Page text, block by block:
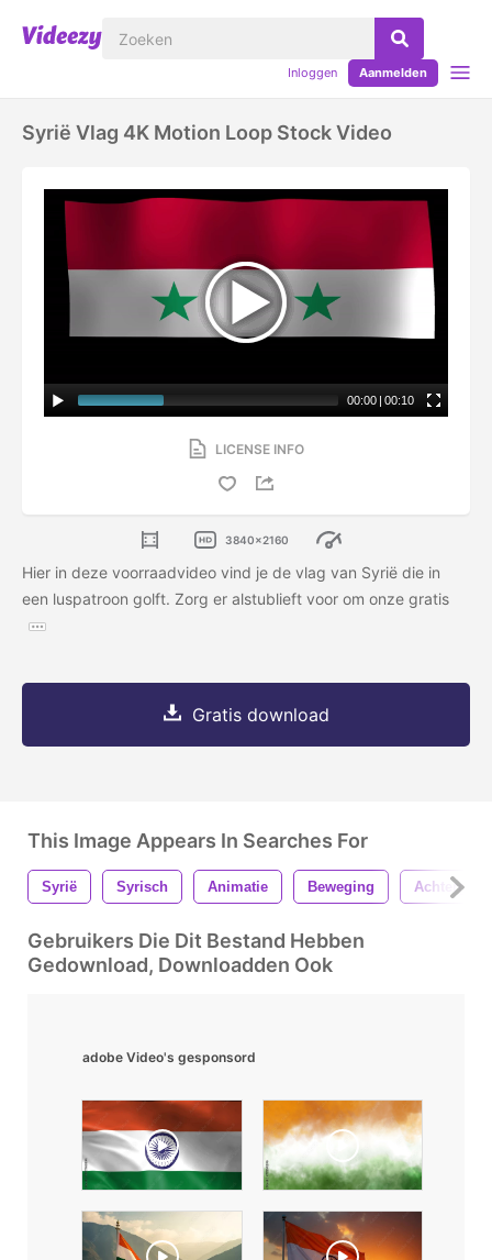
Inloggen Aanmelden
Syrië Vlag 4K Motion Loop Stock Video
00:00 | 00:10
LICENSE INFO
3840x2160
Hier in deze voorraadvideo vind je de vlag van Syrië die in
een luspatroon golft. Zorg er alstublieft voor om onze gratis
Gratis download
This Image Appears In Searches For
Syrië Syrisch Animatie Beweging
Gebruikers Die Dit Bestand Hebben
Gedownload, Downloadden Ook
adobe Video's gesponsord